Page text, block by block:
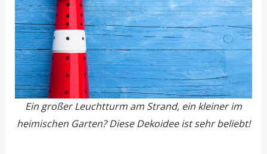
Ein großer Leuchtturm am Strand, ein kleiner im
heimischen Garten? Diese Dekoidee ist sehr beliebt!